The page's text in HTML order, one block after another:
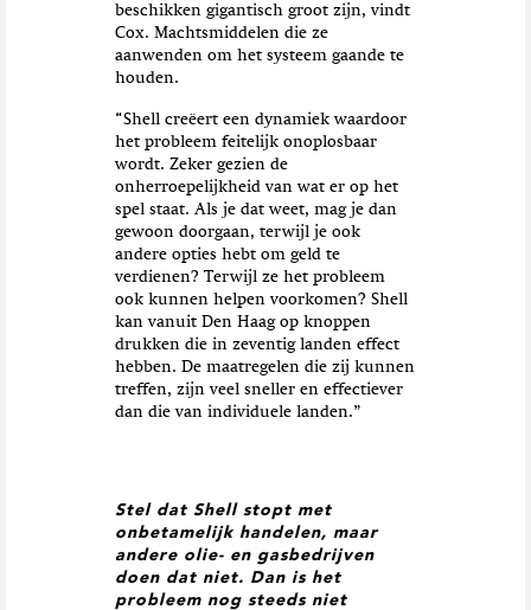
beschikken gigantisch groot zijn, vindt
Cox. Machtsmiddelen die ze
aanwenden om het systeem gaande te
houden.
“Shell creëert een dynamiek waardoor
het probleem feitelijk onoplosbaar
wordt. Zeker gezien de
onherroepelijkheid van wat er op het
spel staat. Als je dat weet, mag je dan
gewoon doorgaan, terwijl je ook
andere opties hebt om geld te
verdienen? Terwijl ze het probleem
ook kunnen helpen voorkomen? Shell
kan vanuit Den Haag op knoppen
drukken die in zeventig landen effect
hebben. De maatregelen die zij kunnen
treffen, zijn veel sneller en effectiever
dan die van individuele landen.”
Stel dat Shell stopt met
onbetamelijk handelen, maar
andere olie- en gasbedrijven
doen dat niet. Dan is het
probleem nog steeds niet